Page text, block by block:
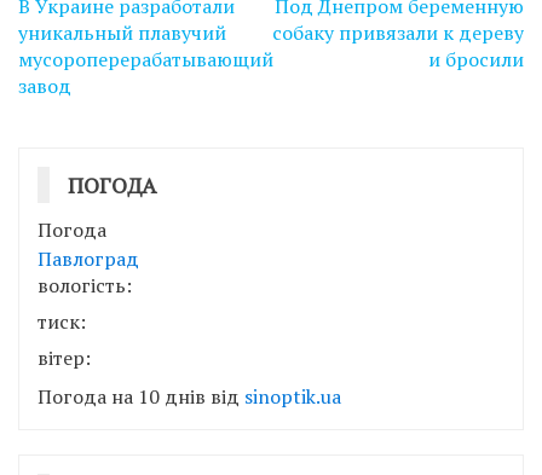
записів
В Украине разработали
уникальный плавучий
мусороперерабатывающий
завод
Под Днепром беременную
собаку привязали к дереву
и бросили
ПОГОДА
Погода
Павлоград
вологість:
тиск:
вітер:
Погода на 10 днів від sinoptik.ua